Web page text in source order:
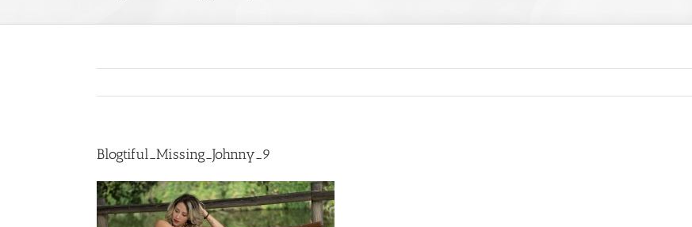
Blogtiful_Missing_Johnny_9